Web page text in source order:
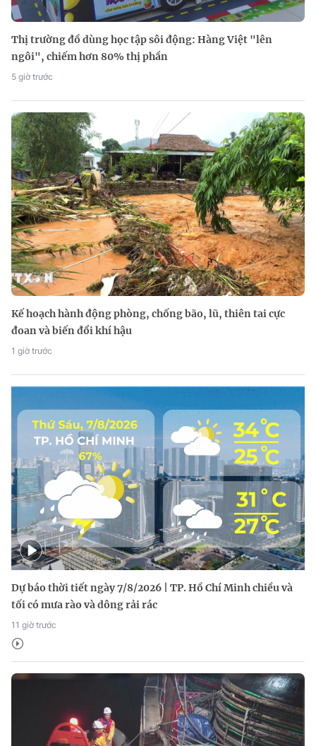
Thị trường đồ dùng học tập sôi động: Hàng Việt "lên
ngôi", chiếm hơn 80% thị phần
5 giờ trước
Kế hoạch hành động phòng, chống bão, lũ, thiên tai cực
đoan và biến đổi khí hậu
1 giờ trước
Dự báo thời tiết ngày 7/8/2026 | TP. Hồ Chí Minh chiều và
tối có mưa rào và dông rải rác
11 giờ trước